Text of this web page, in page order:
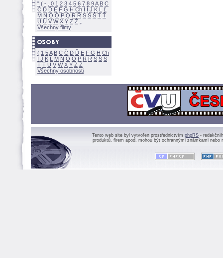
" ( - 0 1 2 3 4 5 6 7 8 9A B C
Č D Ď E F G H Ch I Í J K L
Ľ
M N O Ó P Q R Ř S Ś T Ť
U Ú V W X Y Z
Všechny filmy
( 1 5A B C Č D Ď E F G H Ch
I J K L M N Ó O P R Ř S Ś
Ť T U V W X Y Z
Všechny osobnosti
Tento web site byl vytvořen prostřednictvím phpRS -
produktů, firem apod. mohou být ochrannými známkami